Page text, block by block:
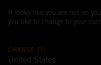
It looks like you are not on
you like to change to your
CHANGE TO
United States